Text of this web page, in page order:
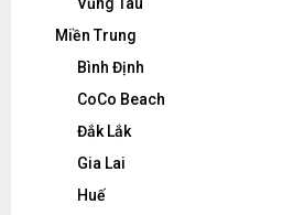
Vũng Tàu
Miền Trung
Bình Định
CoCo Beach
Đắk Lắk
Gia Lai
Huế